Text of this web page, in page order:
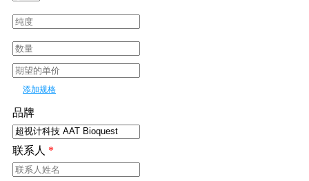
添加规格
品牌
联系人 *